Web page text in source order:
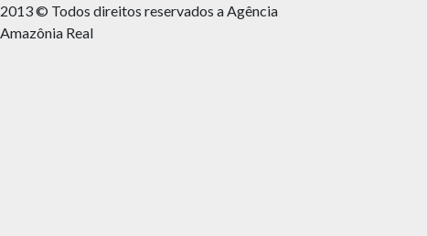
2013 © Todos direitos reservados a Agência
Amazônia Real